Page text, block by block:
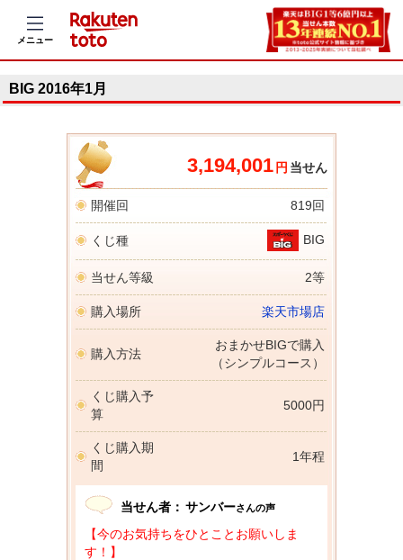
メニュー
BIG 2016年1月
3,194,001 円 当せん
開催回 819回
くじ種 BIG
当せん等級 2等
購入場所 楽天市場店
購入方法
おまかせBIGで購入
（シンプルコース）
くじ購入予
算
5000円
くじ購入期
間
1年程
当せん者： サンバーさんの声
【今のお気持ちをひとことお願いしま
す！】